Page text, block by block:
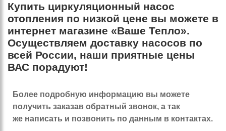
Купить циркуляционный насос
отопления по низкой цене вы можете в
интернет магазине «Ваше Тепло».
Осуществляем доставку насосов по
всей России, наши приятные цены
ВАС порадуют!
Более подробную информацию вы можете
получить заказав обратный звонок, а так
же написать и позвонить по данным в контактах.